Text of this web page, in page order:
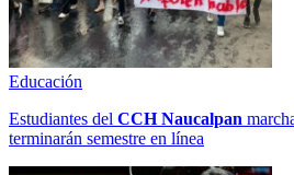
Educación
Estudiantes del CCH Naucalpan
terminarán semestre en línea